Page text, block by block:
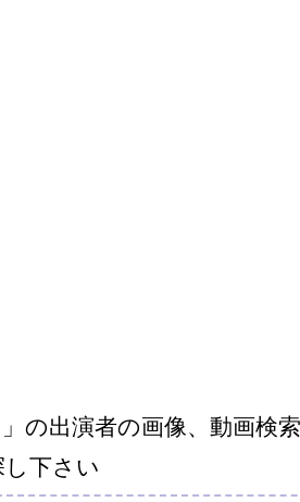
の出演者の画像、動画検
下さい